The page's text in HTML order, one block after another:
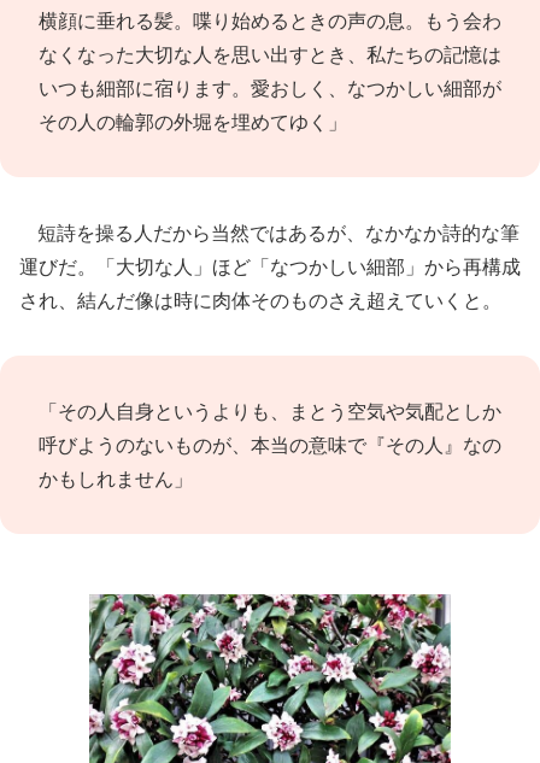
横顔に垂れる髪。喋り始めるときの声の息。もう会わ
なくなった大切な人を思い出すとき、私たちの記憶は
いつも細部に宿ります。愛おしく、なつかしい細部が
その人の輪郭の外堀を埋めてゆく」
短詩を操る人だから当然ではあるが、なかなか詩的な筆
運びだ。「大切な人」ほど「なつかしい細部」から再構成
され、結んだ像は時に肉体そのものさえ超えていくと。
「その人自身というよりも、まとう空気や気配としか
呼びようのないものが、本当の意味で『その人』なの
かもしれません」